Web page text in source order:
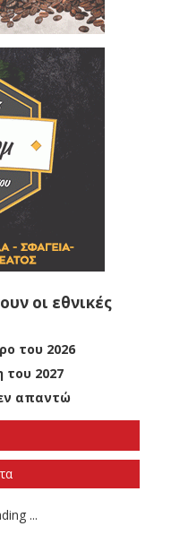
οι εθνικές
του 2026
του 2027
απαντώ